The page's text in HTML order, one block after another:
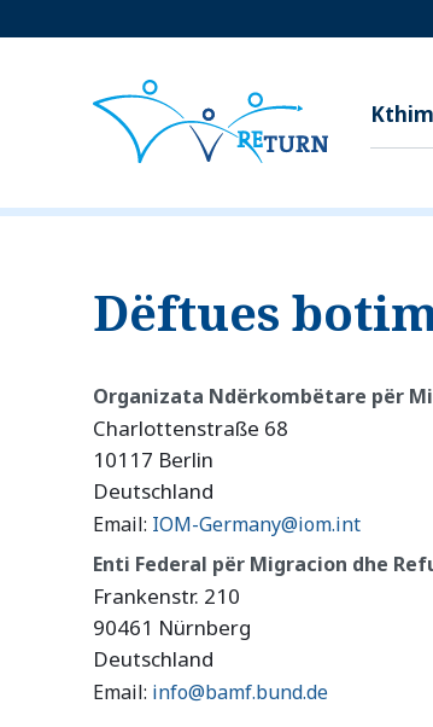
Dëftues
Organizata Ndërkombëtare për
Charlottenstraße 68
10117 Berlin
Deutschland
Email: IOM-Germany@iom.int
Enti Federal për Migracion dhe
Frankenstr. 210
90461 Nürnberg
Deutschland
Email: info@bamf.bund.de